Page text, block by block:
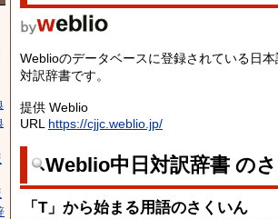
Weblioのデータベースに登録されている日
対訳辞書です。
提供 Weblio
URL https://cjjc.weblio.jp/
Weblio中日対訳辞書 の
「T」から始まる用語のさくいん